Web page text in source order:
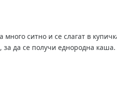
ситно и се слагат в
за да се получи еднородна каша.